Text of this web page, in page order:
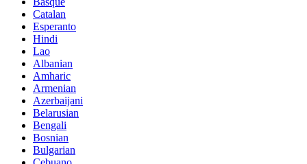
Catalan
Esperanto
Hindi
Lao
Albanian
Amharic
Armenian
Azerbaijani
Belarusian
Bengali
Bosnian
Bulgarian